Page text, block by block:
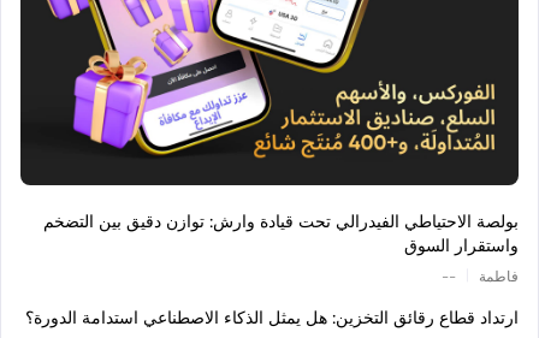
بولصة الاحتياطي الفيدرالي تحت قيادة وارش: توازن دقيق بين التضخم
واستقرار السوق
فاطمة --
ارتداد قطاع رقائق التخزين: هل يمثل الذكاء الاصطناعي استدامة الدورة؟